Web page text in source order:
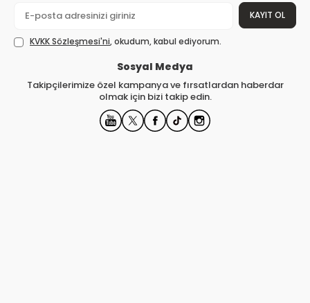
KAYIT OL
KVKK Sözleşmesi'ni, okudum, kabul ediyorum.
Sosyal Medya
Takipçilerimize özel kampanya ve fırsatlardan haberdar
olmak için bizi takip edin.